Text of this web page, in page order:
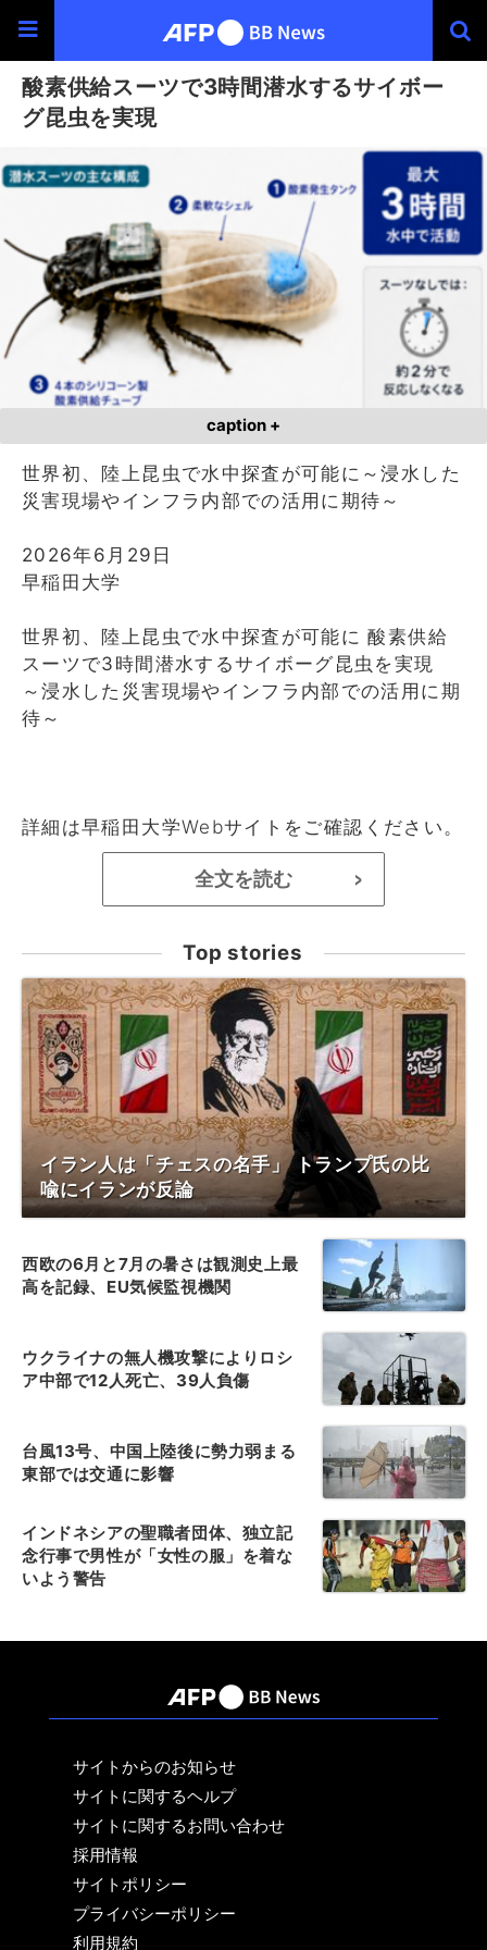
酸素供給スーツで3時間潜水するサイボー
グ昆虫を実現
caption +
世界初、陸上昆虫で水中探査が可能に～浸水した
災害現場やインフラ内部での活用に期待～
2026年6月29日
早稲田大学
世界初、陸上昆虫で水中探査が可能に 酸素供給
スーツで3時間潜水するサイボーグ昆虫を実現
～浸水した災害現場やインフラ内部での活用に期
待～
詳細は早稲田大学Webサイト をご確認ください。
全文を読む >
Top stories
イラン人は「チェスの名手」 トランプ氏の比
喩にイランが反論
西欧の6月と7月の暑さは観測史上最
高を記録、EU気候監視機関
ウクライナの無人機攻撃によりロシ
ア中部で12人死亡、39人負傷
台風13号、中国上陸後に勢力弱まる
東部では交通に影響
インドネシアの聖職者団体、独立記
念行事で男性が「女性の服」を着な
いよう警告
サイトからのお知らせ
サイトに関するヘルプ
サイトに関するお問い合わせ
採用情報
サイトポリシー
プライバシーポリシー
利用規約